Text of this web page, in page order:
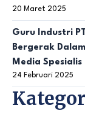
20 Maret 2025
Guru Industri
Bergerak
Media Spesialis
24 Februari 2025